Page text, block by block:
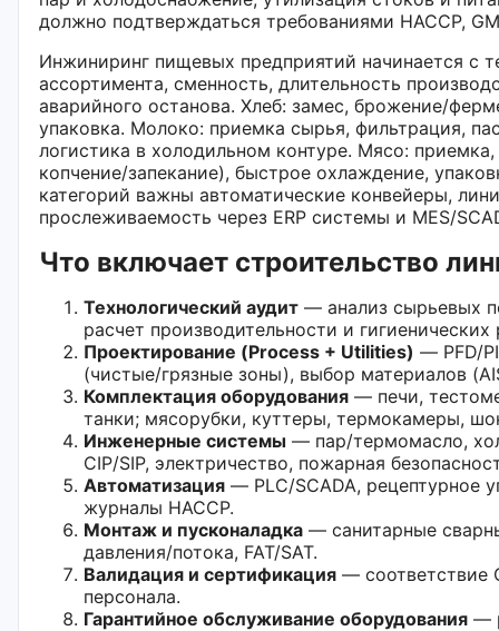
должно подтверждаться требованиями HACCP,
Инжиниринг пищевых предприятий начинается с
ассортимента, сменность, длительность
аварийного останова. Хлеб: замес, брожение/
упаковка. Молоко: приемка сырья, фильтрация,
логистика в холодильном контуре. Мясо:
копчение/запекание), быстрое охлаждение,
категорий важны автоматические конвейеры,
прослеживаемость через ERP системы и MES/
Что включает строительство
Технологический аудит — анализ сырьевых
расчет производительности и гигиенических
Проектирование (Process + Utilities) — PFD/
(чистые/грязные зоны), выбор материалов
Комплектация оборудования — печи,
танки; мясорубки, куттеры, термокамеры,
Инженерные системы — пар/термомасло,
CIP/SIP, электричество, пожарная
Автоматизация — PLC/SCADA, рецептурное
журналы HACCP.
Монтаж и пусконаладка — санитарные
давления/потока, FAT/SAT.
Валидация и сертификация — соответствие
персонала.
Гарантийное обслуживание оборудования —